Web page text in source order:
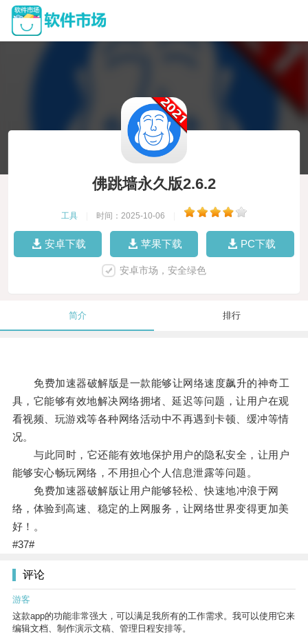
佛跳墙永久版2.6.2
工具 时间：2025-10-06
安卓下载 苹果下载 PC下载
安卓市场，安全绿色
简介 排行
免费加速器破解版是一款能够让网络速度飙升的神奇工
具，它能够有效地解决网络拥堵、延迟等问题，让用户在观
看视频、玩游戏等各种网络活动中不再遇到卡顿、缓冲等情
况。
与此同时，它还能有效地保护用户的隐私安全，让用户
能够安心畅玩网络，不用担心个人信息泄露等问题。
免费加速器破解版让用户能够轻松、快速地冲浪于网
络，体验到高速、稳定的上网服务，让网络世界变得更加美
好！。
#37#
评论
游客
这款app的功能非常强大，可以满足我所有的工作需求。我可以使用它来
编辑文档、制作演示文稿、管理日程安排等。